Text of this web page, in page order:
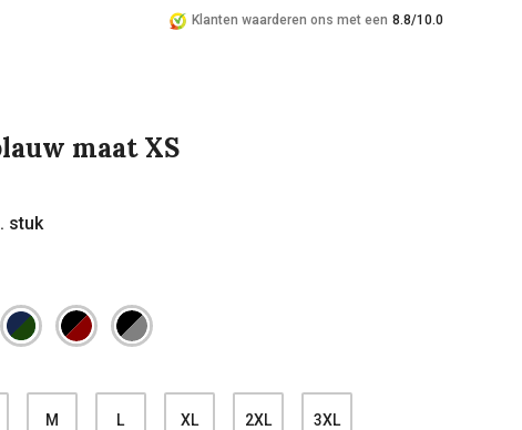
Klanten waarderen ons met een 8.8/10.0
maat XS
stuk
M L XL 2XL 3XL